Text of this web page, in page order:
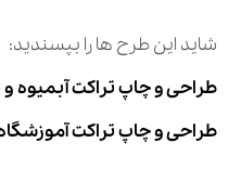
شاید این طرح ها را بپسندید:
طراحی و چاپ تراکت آبمیوه
طراحی و چاپ تراکت آموزشگاه